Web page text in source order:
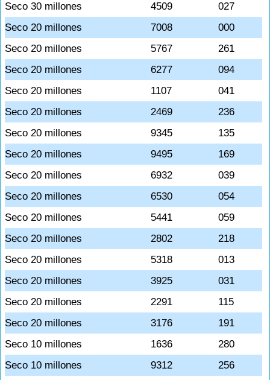
Seco 30 millones
4509
027
Seco 20 millones
7008
000
Seco 20 millones
5767
261
Seco 20 millones
6277
094
Seco 20 millones
1107
041
Seco 20 millones
2469
236
Seco 20 millones
9345
135
Seco 20 millones
9495
169
Seco 20 millones
6932
039
Seco 20 millones
6530
054
Seco 20 millones
5441
059
Seco 20 millones
2802
218
Seco 20 millones
5318
013
Seco 20 millones
3925
031
Seco 20 millones
2291
115
Seco 20 millones
3176
191
Seco 10 millones
1636
280
Seco 10 millones
9312
256